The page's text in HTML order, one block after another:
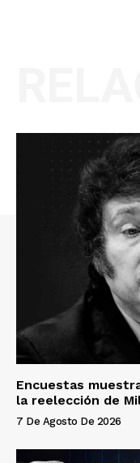
Encuestas
la reelección de
7 De Agosto De 2026